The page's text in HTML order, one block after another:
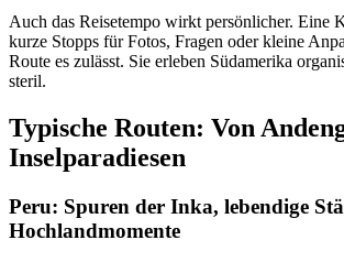
Auch das Reisetempo wirkt persönlicher. Eine
kurze Stopps für Fotos, Fragen oder kleine
Route es zulässt. Sie erleben Südamerika
steril.
Typische Routen: Von
Inselparadiesen
Peru: Spuren der Inka, lebendige
Hochlandmomente